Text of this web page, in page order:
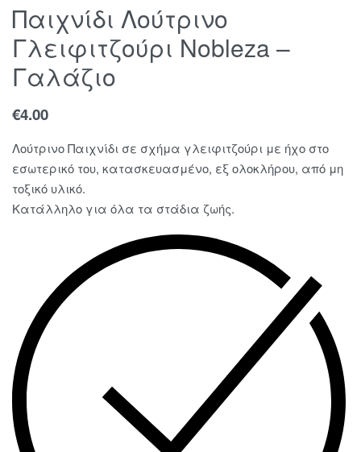
Παιχνίδι Λούτρινο
Γλειφιτζούρι Nobleza –
Γαλάζιο
€4.00
Λούτρινο Παιχνίδι σε σχήμα γλειφιτζούρι με ήχο στο
εσωτερικό του, κατασκευασμένο, εξ ολοκλήρου, από μη
τοξικό υλικό.
Κατάλληλο για όλα τα στάδια ζωής.